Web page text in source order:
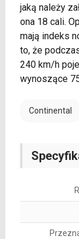
jaką należy
ona 18 cali.
mają indeks
to, że
240 km/h
wynoszące
Continental